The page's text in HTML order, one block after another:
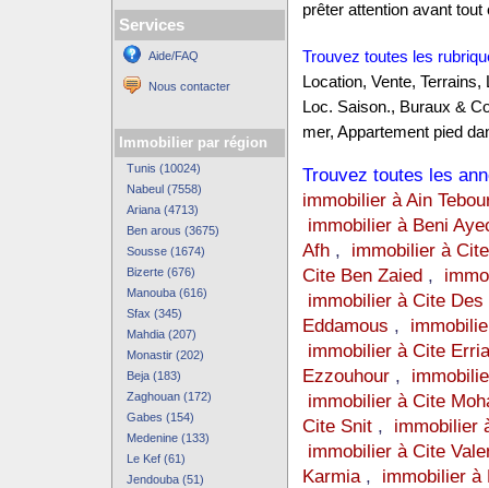
Services
Aide/FAQ
Nous contacter
Immobilier par région
Tunis (10024)
Nabeul (7558)
Ariana (4713)
Ben arous (3675)
Sousse (1674)
Bizerte (676)
Manouba (616)
Sfax (345)
Mahdia (207)
Monastir (202)
Beja (183)
Zaghouan (172)
Gabes (154)
Medenine (133)
Le Kef (61)
Jendouba (51)
prêter attention avant tout
Trouvez toutes les
Location, Vente,
Loc. Saison., Buraux &
mer, Appartement pied
Trouvez toutes les
immobilier à Ain
immobilier à Beni
Afh, immobilier à
Cite Ben Zaied,
immobilier à Cite Des
Eddamous ,
immobilier à Cite
Ezzouhour,
immobilier à Cite
Cite Snit, immobilier
immobilier à Cite
Karmia, immobilier à